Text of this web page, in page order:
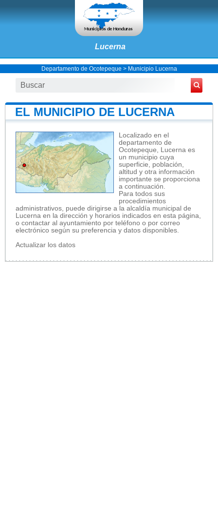
Lucerna
Departamento de Ocotepeque > Municipio Lucerna
EL MUNICIPIO DE LUCERNA
Localizado en el
departamento de
Ocotepeque, Lucerna es
un municipio cuya
superficie, población,
altitud y otra información
importante se proporciona
a continuación.
Para todos sus
procedimientos
administrativos, puede dirigirse a la alcaldía municipal de
Lucerna en la dirección y horarios indicados en esta página,
o contactar al ayuntamiento por teléfono o por correo
electrónico según su preferencia y datos disponibles.
Actualizar los datos